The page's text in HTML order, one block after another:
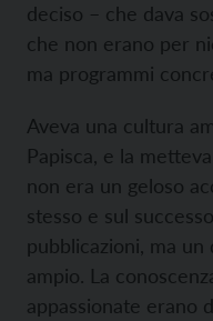
deciso – che dava
che non erano per
ma programmi
Aveva una cultura
Papisca, e la
non era un geloso
stesso e sul
pubblicazioni, ma
ampio. La
appassionate erano